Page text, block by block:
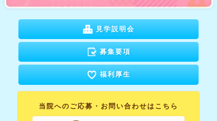
見学説明会
募集要項
福利厚生
当院へのご応募・ お問い合わせはこちら